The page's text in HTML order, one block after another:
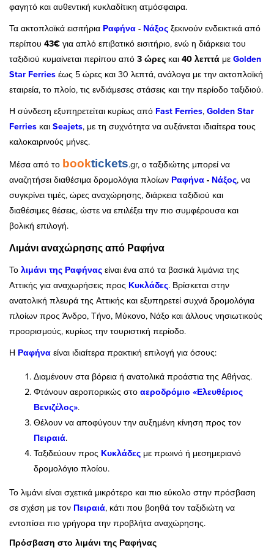
φαγητό και αυθεντική κυκλαδίτικη ατμόσφαιρα.
Τα ακτοπλοϊκά εισιτήρια Ραφήνα - Νάξος ξεκινούν ενδεικτικά από
περίπου 43€ για απλό επιβατικό εισιτήριο, ενώ η διάρκεια του
ταξιδιού κυμαίνεται περίπου από 3 ώρες και 40 λεπτά με Golden
Star Ferries έως 5 ώρες και 30 λεπτά, ανάλογα με την ακτοπλοϊκή
εταιρεία, το πλοίο, τις ενδιάμεσες στάσεις και την περίοδο ταξιδιού.
Η σύνδεση εξυπηρετείται κυρίως από Fast Ferries, Golden Star
Ferries και Seajets, με τη συχνότητα να αυξάνεται ιδιαίτερα τους
καλοκαιρινούς μήνες.
Μέσα από το booktickets.gr, ο ταξιδιώτης μπορεί να
αναζητήσει διαθέσιμα δρομολόγια πλοίων Ραφήνα - Νάξος, να
συγκρίνει τιμές, ώρες αναχώρησης, διάρκεια ταξιδιού και
διαθέσιμες θέσεις, ώστε να επιλέξει την πιο συμφέρουσα και
βολική επιλογή.
Λιμάνι αναχώρησης από Ραφήνα
Το λιμάνι της Ραφήνας είναι ένα από τα βασικά λιμάνια της
Αττικής για αναχωρήσεις προς Κυκλάδες. Βρίσκεται στην
ανατολική πλευρά της Αττικής και εξυπηρετεί συχνά δρομολόγια
πλοίων προς Άνδρο, Τήνο, Μύκονο, Νάξο και άλλους νησιωτικούς
προορισμούς, κυρίως την τουριστική περίοδο.
Η Ραφήνα είναι ιδιαίτερα πρακτική επιλογή για όσους:
Διαμένουν στα βόρεια ή ανατολικά προάστια της Αθήνας.
Φτάνουν αεροπορικώς στο αεροδρόμιο «Ελευθέριος
Βενιζέλος».
Θέλουν να αποφύγουν την αυξημένη κίνηση προς τον
Πειραιά.
Ταξιδεύουν προς Κυκλάδες με πρωινό ή μεσημεριανό
δρομολόγιο πλοίου.
Το λιμάνι είναι σχετικά μικρότερο και πιο εύκολο στην πρόσβαση
σε σχέση με τον Πειραιά, κάτι που βοηθά τον ταξιδιώτη να
εντοπίσει πιο γρήγορα την προβλήτα αναχώρησης.
Πρόσβαση στο λιμάνι της Ραφήνας